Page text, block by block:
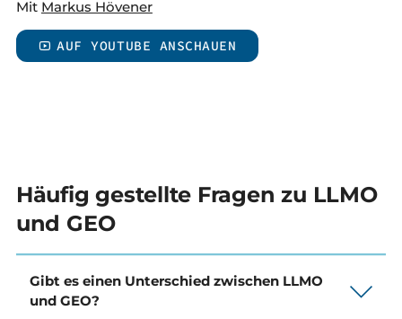
Mit Markus Hövener
AUF YOUTUBE ANSCHAUEN
Häufig gestellte Fragen zu LLMO
und GEO
Gibt es einen Unterschied zwischen LLMO
und GEO?